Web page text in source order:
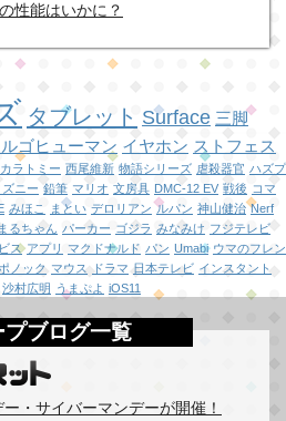
性能はいかに？
タブレット Surface 三脚
ゴヒューマン イヤホン ストフェス
ラトミー 西尾維新 物語シリーズ 虐殺器官 ハズプ
ニー 鉛筆 マリオ 文房具 DMC-12 EV 戦後 コマ
みほこ まとい デロリアン ルパン 神山健治 Nerf
るちゃん パーカー ゴジラ みなみけ フジテレビ
ス アプリ マクドナルド パン Umabi ウマのフレン
ノック マウス ドラマ 日本テレビ インスタント
沙村広明 うまぷよ iOS11
プブログ一覧
・サイバーマンデーが開催！